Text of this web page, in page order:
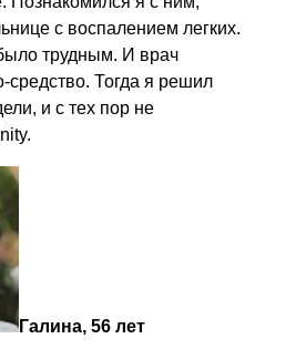
с воспалением легких.
трудным. И врач
средство. Тогда я решил
и с тех пор не
Галина, 56 лет